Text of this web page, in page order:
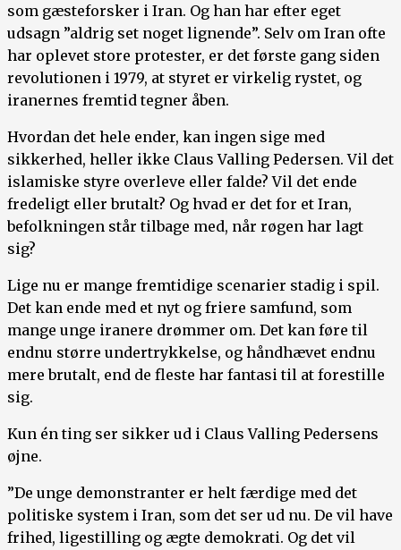
som gæsteforsker i Iran. Og han har efter eget
udsagn ”aldrig set noget lignende”. Selv om Iran ofte
har oplevet store protester, er det første gang siden
revolutionen i 1979, at styret er virkelig rystet, og
iranernes fremtid tegner åben.
Hvordan det hele ender, kan ingen sige med
sikkerhed, heller ikke Claus Valling Pedersen. Vil det
islamiske styre overleve eller falde? Vil det ende
fredeligt eller brutalt? Og hvad er det for et Iran,
befolkningen står tilbage med, når røgen har lagt
sig?
Lige nu er mange fremtidige scenarier stadig i spil.
Det kan ende med et nyt og friere samfund, som
mange unge iranere drømmer om. Det kan føre til
endnu større undertrykkelse, og håndhævet endnu
mere brutalt, end de fleste har fantasi til at forestille
sig.
Kun én ting ser sikker ud i Claus Valling Pedersens
øjne.
”De unge demonstranter er helt færdige med det
politiske system i Iran, som det ser ud nu. De vil have
frihed, ligestilling og ægte demokrati. Og det vil